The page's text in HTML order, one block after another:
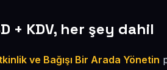
+ KDV, her şey dahil
ve Bağışı Bir Arada Yönetin